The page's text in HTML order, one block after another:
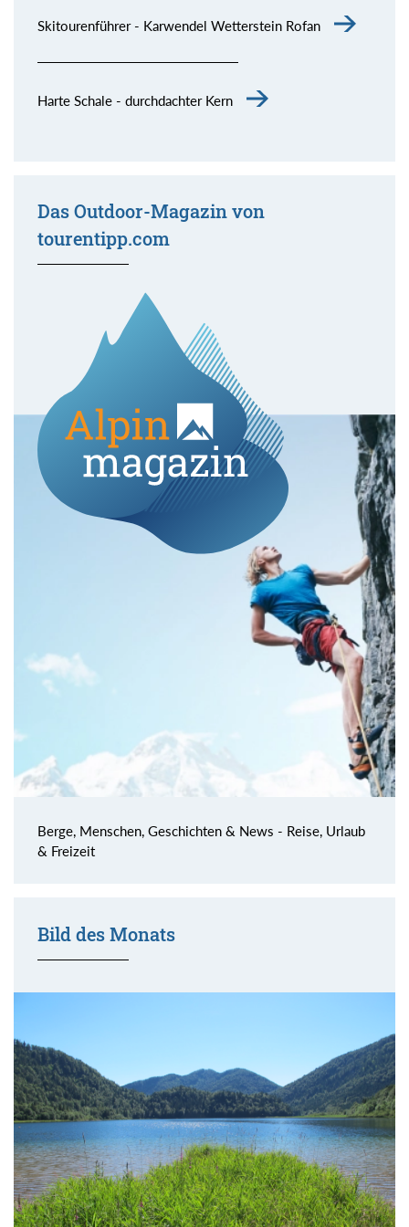
Skitourenführer - Karwendel Wetterstein Rofan
Harte Schale - durchdachter Kern
Das Outdoor-Magazin von
tourentipp.com
Berge, Menschen, Geschichten & News - Reise, Urlaub
& Freizeit
Bild des Monats